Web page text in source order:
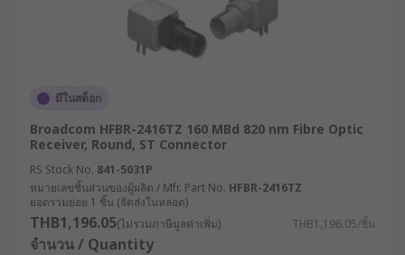
มีในสต็อก
Broadcom HFBR-2416TZ 160 MBd 820 nm Fibre Optic
Receiver, Round, ST Connector
RS Stock No. 841-5031P
หมายเลขชิ้นส่วนของผู้ผลิต / Mfr. Part No. HFBR-2416TZ
ยอดรวมย่อย 1 ชิ้น (จัดส่งในหลอด)
THB1,196.05(ไม่รวมภาษีมูลค่าเพิ่ม) THB1,196.05/ชิ้น
จำนวน / Quantity